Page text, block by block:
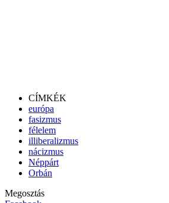
CÍMKÉK
európa
fasizmus
félelem
illiberalizmus
nácizmus
Néppárt
Orbán
Megosztás